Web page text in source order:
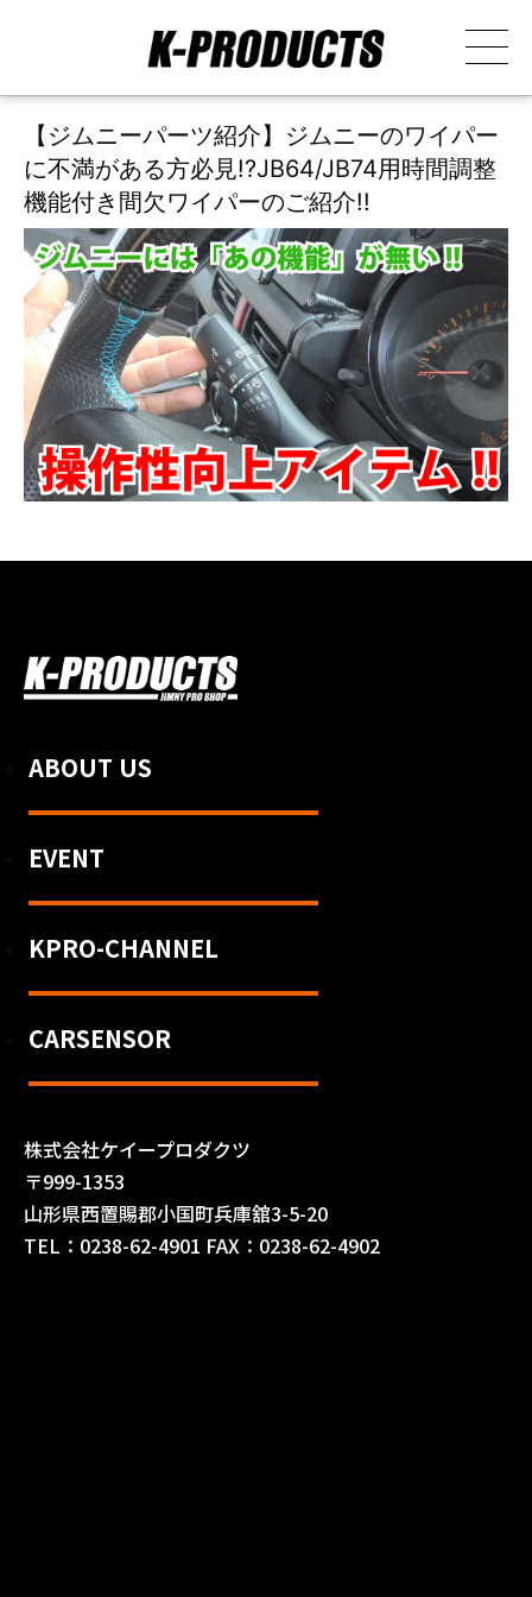
【ジムニーパーツ紹介】ジムニーのワイパー
に不満がある方必見!?JB64/JB74用時間調整
機能付き間欠ワイパーのご紹介!!
ABOUT US
EVENT
KPRO-CHANNEL
CARSENSOR
株式会社ケイープロダクツ
〒999-1353
山形県西置賜郡小国町兵庫舘3-5-20
TEL：0238-62-4901 FAX：0238-62-4902